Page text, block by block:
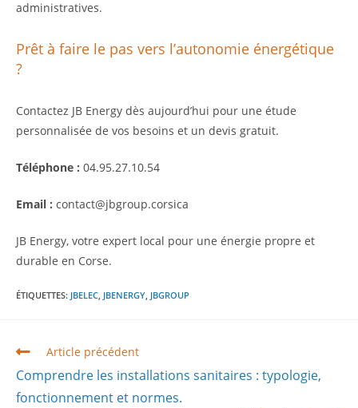
administratives.
Prêt à faire le pas vers l’autonomie énergétique
?
Contactez JB Energy dès aujourd’hui pour une étude
personnalisée de vos besoins et un devis gratuit.
Téléphone : 04.95.27.10.54
Email : contact@jbgroup.corsica
JB Energy, votre expert local pour une énergie propre et
durable en Corse.
ÉTIQUETTES: JBELEC, JBENERGY, JBGROUP
Article précédent
Comprendre les installations sanitaires : typologie,
fonctionnement et normes.